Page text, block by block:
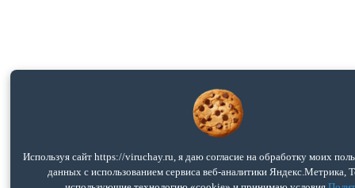
Используя сайт https://viruchay.ru, я даю согласие на обработку моих
данных с использованием сервиса веб-аналитики Яндекс.Метрика,